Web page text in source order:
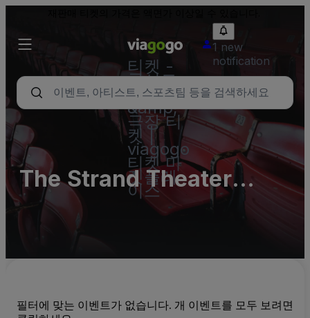
티켓 -
콘서트,
스포츠
&amp;
극장 티
켓 |
viagogo
티켓 마
켓플레
이스
1 new
notification
The Strand Theater
Parking Lots (InActive)
필터에 맞는 이벤트가 없습니다. 개 이벤트를 모두 보려면